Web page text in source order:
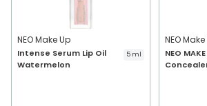
NEO Make Up
Intense Serum Lip Oil
Watermelon
5 ml
NEO
NEO